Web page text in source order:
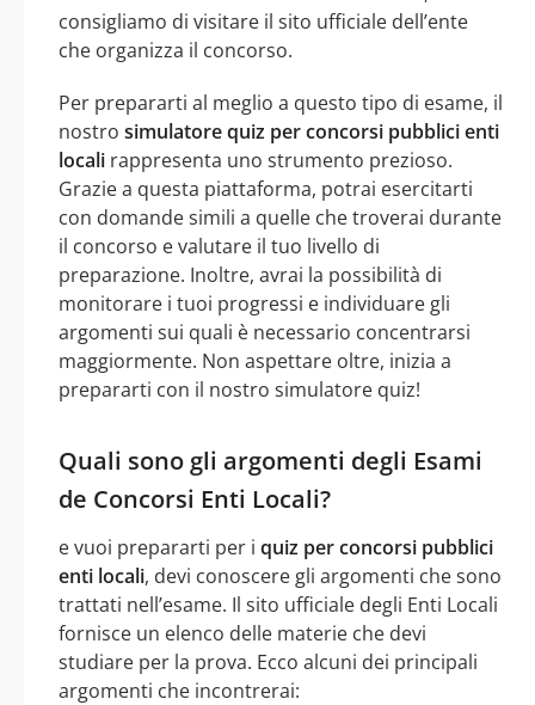
consigliamo di visitare il sito ufficiale dell’ente
che organizza il concorso.
Per prepararti al meglio a questo tipo di esame, il
nostro simulatore quiz per concorsi pubblici enti
locali rappresenta uno strumento prezioso.
Grazie a questa piattaforma, potrai esercitarti
con domande simili a quelle che troverai durante
il concorso e valutare il tuo livello di
preparazione. Inoltre, avrai la possibilità di
monitorare i tuoi progressi e individuare gli
argomenti sui quali è necessario concentrarsi
maggiormente. Non aspettare oltre, inizia a
prepararti con il nostro simulatore quiz!
Quali sono gli argomenti degli Esami
de Concorsi Enti Locali?
e vuoi prepararti per i quiz per concorsi pubblici
enti locali, devi conoscere gli argomenti che sono
trattati nell’esame. Il sito ufficiale degli Enti Locali
fornisce un elenco delle materie che devi
studiare per la prova. Ecco alcuni dei principali
argomenti che incontrerai: